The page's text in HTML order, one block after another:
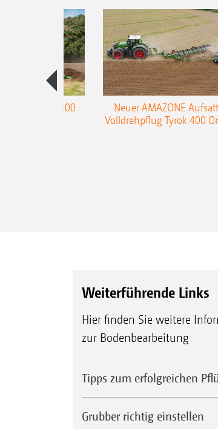
Teres 300
Neuer AMAZONE
Volldrehpflug Tyrok 400
Weiterführende Links
Hier finden Sie weitere
zur Bodenbearbeitung
Tipps zum erfolgreichen
Grubber richtig einstellen